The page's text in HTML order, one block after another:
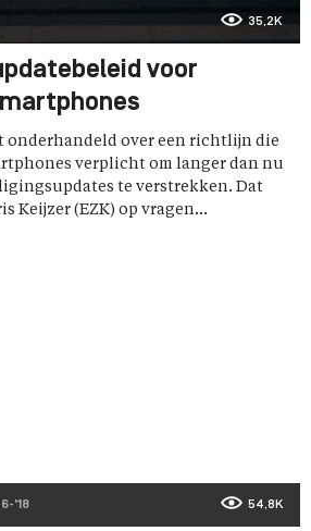
35,2K
voor
onderhandeld over een richtlijn die
verplicht om langer dan nu
te verstrekken. Dat
Keijzer (EZK) op vragen...
'18 54,8K